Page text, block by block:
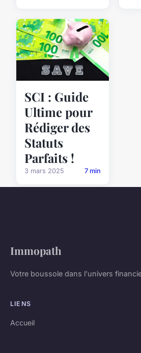
SCI : Guide
Ultime pour
Rédiger des
Statuts
Parfaits !
3 mars 2025 7 min
Immopath
Votre boussole dans l'univers
LIENS
Accueil